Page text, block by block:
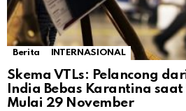
Berita INTERNASIONAL
Skema VTLs: Pelancong
India Bebas Karantina
Mulai 29 November